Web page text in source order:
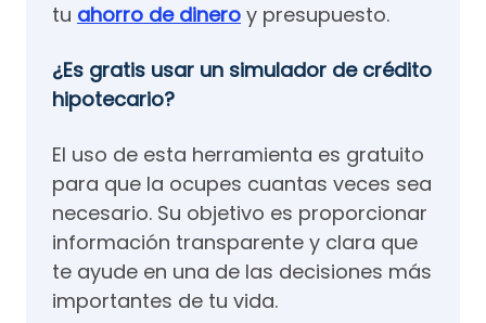
tu ahorro de dinero y presupuesto.
¿Es gratis usar un simulador de crédito
hipotecario?
El uso de esta herramienta es gratuito
para que la ocupes cuantas veces sea
necesario. Su objetivo es proporcionar
información transparente y clara que
te ayude en una de las decisiones más
importantes de tu vida.